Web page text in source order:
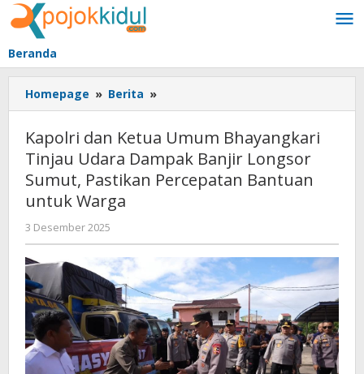
Lewati
ke
konten
Beranda
Homepage » Berita »
dan
Umum
Bhayangkari
Tinjau
Longsor
Sumut,
Pastikan
Percepatan
Bantuan
untuk
Warga
Kapolri dan Ketua Umum Bhayangkari
Tinjau Udara Dampak Banjir Longsor
Sumut, Pastikan Percepatan Bantuan
untuk Warga
3 Desember 2025
BangAdmin